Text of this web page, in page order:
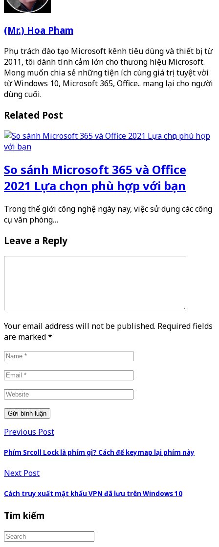
(Mr.) Hoa Pham
Phụ trách đào tạo Microsoft kênh tiêu dùng và thiết bị từ
2011, tôi dành tình cảm lớn cho thương hiệu Microsoft.
Mong muốn chia sẻ những tiện ích cùng giá trị tuyệt vời
từ Windows 10, Microsoft 365, Office.. mang lại cho người
dùng cuối.
Related Post
So sánh Microsoft 365 và Office
2021 Lựa chọn phù hợp với bạn
Trong thế giới công nghệ ngày nay, việc sử dụng các công
cụ văn phòng…
Leave a Reply
Your email address will not be published. Required fields
are marked*
Previous Post
Phím Srcoll Lock là phím gì? Cách để keymap lại phím này
Next Post
Cách truy xuất mật khẩu VPN đã lưu trên Windows 10
Tìm kiếm